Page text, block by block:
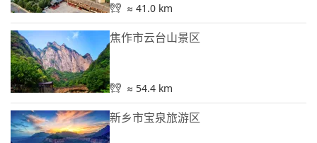
≈ 41.0 km
焦作市云台山景区
≈ 54.4 km
新乡市宝泉旅游区